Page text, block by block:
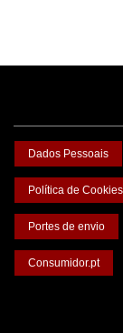
Dados Pessoais
Política de Cookies
Portes de envio
Consumidor.pt